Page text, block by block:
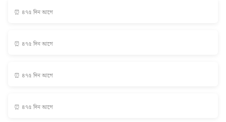
⏰ ৪৭৫ দিন আগে
⏰ ৪৭৫ দিন আগে
⏰ ৪৭৫ দিন আগে
⏰ ৪৭৫ দিন আগে